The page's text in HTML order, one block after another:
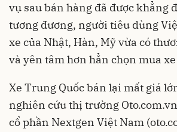
vụ sau bán hàng đã được khẳng
tương đương, người tiêu dùng
xe của Nhật, Hàn, Mỹ vừa có
và yên tâm hơn hẳn chọn mua
Xe Trung Quốc bán lại mất giá
nghiên cứu thị trường
cổ phần Nextgen Việt Nam